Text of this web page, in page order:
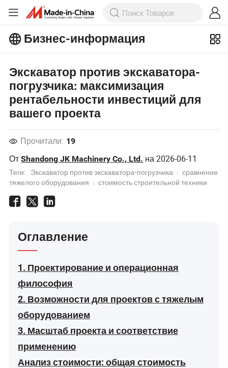
Бизнес-информация
популярными статьями на Бизнес-
Просмотреть Больше
Экскаватор против экскаватора-
погрузчика: максимизация
рентабельности инвестиций для
вашего проекта
Прочитали: 19
ОтShandong JK Machinery Co., Ltd. на2026-06-11
Теги: Экскаватор против экскаватора-погрузчика
сравнение
тяжелого оборудования
стоимость строительной техники
Оглавление
1. Проектирование и операционная
философия
2. Возможности для проектов с тяжелым
оборудованием
3. Масштаб проекта и соответствие
применению
Анализ стоимости: общая стоимость